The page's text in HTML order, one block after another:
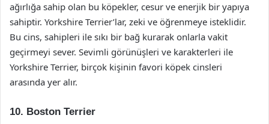
ağırlığa sahip olan bu köpekler, cesur ve enerjik bir yapıya
sahiptir. Yorkshire Terrier’lar, zeki ve öğrenmeye isteklidir.
Bu cins, sahipleri ile sıkı bir bağ kurarak onlarla vakit
geçirmeyi sever. Sevimli görünüşleri ve karakterleri ile
Yorkshire Terrier, birçok kişinin favori köpek cinsleri
arasında yer alır.
10. Boston Terrier